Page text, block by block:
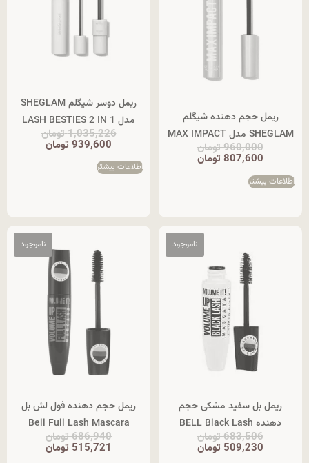
ریمل حجم دهنده شیگلم
SHEGLAM مدل MAX IMPACT
960,000تومان
807,600 تومان
اطلاعات بیشتر
ریمل دوسر شیگلم SHEGLAM
مدل LASH BESTIES 2 IN 1
1,035,226تومان
939,600 تومان
اطلاعات بیشتر
ریمل بل سفید مشکی حجم
دهنده BELL Black Lash
683,506تومان
509,230 تومان
ریمل حجم دهنده فول لش بل
Bell Full Lash Mascara
686,940تومان
515,721 تومان